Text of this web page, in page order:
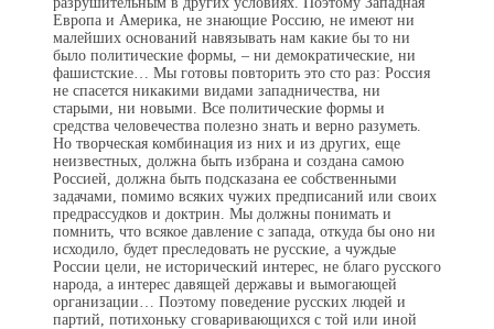
Европа и Америка, не знающие Россию, не имеют ни
малейших оснований навязывать нам какие бы то ни
было политические формы, – ни демократические, ни
фашистские… Мы готовы повторить это сто раз: Россия
не спасется никакими видами западничества, ни
старыми, ни новыми. Все политические формы и
средства человечества полезно знать и верно разуметь.
Но творческая комбинация из них и из других, еще
неизвестных, должна быть избрана и создана самою
Россией, должна быть подсказана ее собственными
задачами, помимо всяких чужих предписаний или своих
предрассудков и доктрин. Мы должны понимать и
помнить, что всякое давление с запада, откуда бы оно ни
исходило, будет преследовать не русские, а чуждые
России цели, не исторический интерес, не благо русского
народа, а интерес давящей державы и вымогающей
организации… Поэтому поведение русских людей и
партий, потихоньку сговаривающихся с той или иной